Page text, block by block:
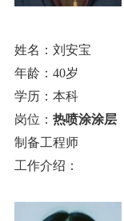
姓名：刘安宝
年龄：40岁
学历：本科
岗位： 热喷涂涂层
制备工程师
工作介绍：